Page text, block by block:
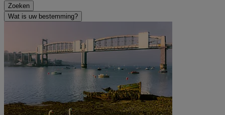
Zoeken
Wat is uw bestemming?